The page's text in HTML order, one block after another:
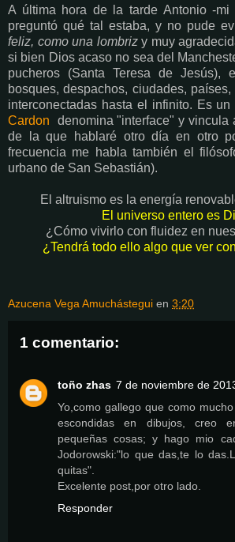
A última hora de la tarde Antonio -mi
preguntó qué tal estaba, y no pude
feliz, como una lombriz y muy
si bien Dios acaso no sea del
pucheros (Santa Teresa de Jesús),
bosques, despachos, ciudades,
interconectadas hasta el infinito. Es un
Cardon denomina "interface" y vincula
de la que hablaré otro día en otro
frecuencia me habla también el
urbano de San Sebastián).
El altruismo es la energía
El universo entero es
¿Cómo vivirlo con fluidez en
¿Tendrá todo ello algo que ver
Azucena Vega Amuchástegui en 3:20
1 comentario:
toño zhas 7 de noviembre de
Yo,como gallego que como
escondidas en dibujos, creo
pequeñas cosas; y hago mio
Jodorowski:"lo que das,te lo
quitas".
Excelente post,por otro lado.
Responder